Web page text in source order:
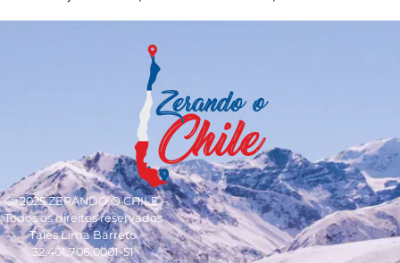
© 2025 ZERANDO O CHILE
Todos os direitos reservados
Tales Lima Barreto
32.401.706.0001-51